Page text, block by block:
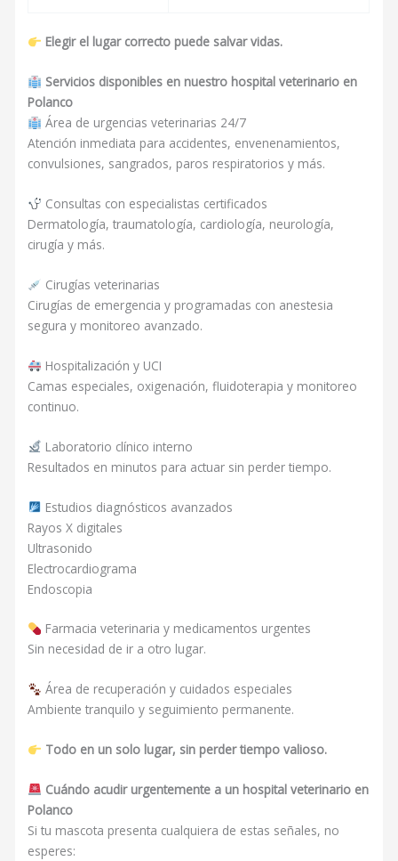
Elegir el lugar correcto puede salvar vidas.
Servicios disponibles en nuestro hospital veterinario en
Polanco
Área de urgencias veterinarias 24/7
Atención inmediata para accidentes, envenenamientos,
convulsiones, sangrados, paros respiratorios y más.
Consultas con especialistas certificados
Dermatología, traumatología, cardiología, neurología,
cirugía y más.
Cirugías veterinarias
Cirugías de emergencia y programadas con anestesia
segura y monitoreo avanzado.
Hospitalización y UCI
Camas especiales, oxigenación, fluidoterapia y monitoreo
continuo.
Laboratorio clínico interno
Resultados en minutos para actuar sin perder tiempo.
Estudios diagnósticos avanzados
Rayos X digitales
Ultrasonido
Electrocardiograma
Endoscopia
Farmacia veterinaria y medicamentos urgentes
Sin necesidad de ir a otro lugar.
Área de recuperación y cuidados especiales
Ambiente tranquilo y seguimiento permanente.
Todo en un solo lugar, sin perder tiempo valioso.
Cuándo acudir urgentemente a un hospital veterinario en
Polanco
Si tu mascota presenta cualquiera de estas señales, no
esperes: